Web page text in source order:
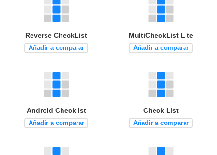
Reverse CheckList
Añadir a comparar
MultiCheckList Lite
Añadir a comparar
Android Checklist
Añadir a comparar
Check List
Añadir a comparar